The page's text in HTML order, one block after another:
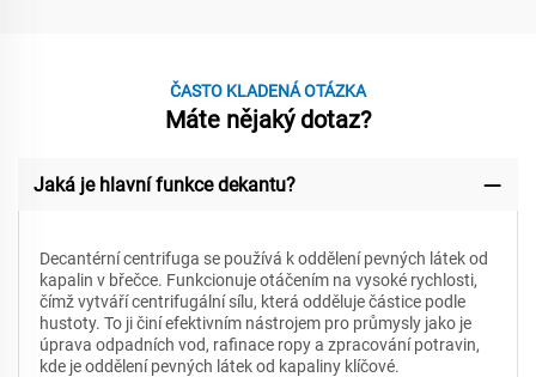
ČASTO KLADENÁ OTÁZKA
Máte nějaký dotaz?
Jaká je hlavní funkce dekantu?
Decantérní centrifuga se používá k oddělení pevných látek od
kapalin v břečce. Funkcionuje otáčením na vysoké rychlosti,
čímž vytváří centrifugální sílu, která odděluje částice podle
hustoty. To ji činí efektivním nástrojem pro průmysly jako je
úprava odpadních vod, rafinace ropy a zpracování potravin,
kde je oddělení pevných látek od kapaliny klíčové.